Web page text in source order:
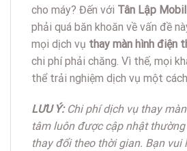
cho máy? Đến với Tân Lập
phải quá băn khoăn về vấn đề
mọi dịch vụ thay màn hình điện
chi phí phải chăng. Vì thế, mọi
thể trải nghiệm dịch vụ một
LƯU Ý:Chi phí dịch vụ thay
tâm luôn được cập nhật thường
thay đổi theo thời gian. Bạn vui